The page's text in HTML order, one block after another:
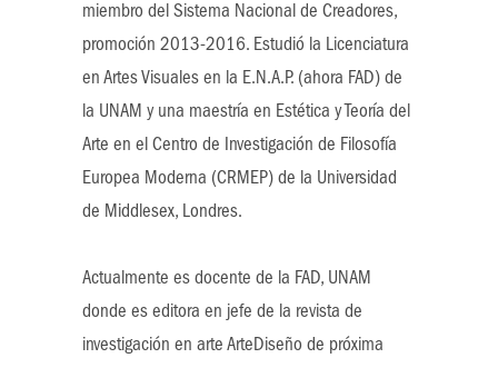
miembro del Sistema Nacional de Creadores,
promoción 2013-2016. Estudió la Licenciatura
en Artes Visuales en la E.N.A.P. (ahora FAD) de
la UNAM y una maestría en Estética y Teoría del
Arte en el Centro de Investigación de Filosofía
Europea Moderna (CRMEP) de la Universidad
de Middlesex, Londres.
Actualmente es docente de la FAD, UNAM
donde es editora en jefe de la revista de
investigación en arte ArteDiseño de próxima